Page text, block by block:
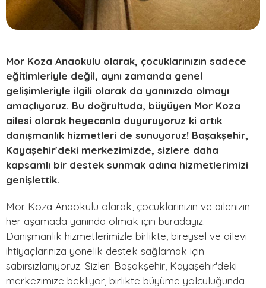
Mor Koza Anaokulu olarak, çocuklarınızın sadece
eğitimleriyle değil, aynı zamanda genel
gelişimleriyle ilgili olarak da yanınızda olmayı
amaçlıyoruz. Bu doğrultuda, büyüyen Mor Koza
ailesi olarak heyecanla duyuruyoruz ki artık
danışmanlık hizmetleri de sunuyoruz! Başakşehir,
Kayaşehir'deki merkezimizde, sizlere daha
kapsamlı bir destek sunmak adına hizmetlerimizi
genişlettik.
Mor Koza Anaokulu olarak, çocuklarınızın ve ailenizin
her aşamada yanında olmak için buradayız.
Danışmanlık hizmetlerimizle birlikte, bireysel ve ailevi
ihtiyaçlarınıza yönelik destek sağlamak için
sabırsızlanıyoruz. Sizleri Başakşehir, Kayaşehir'deki
merkezimize bekliyor, birlikte büyüme yolculuğunda